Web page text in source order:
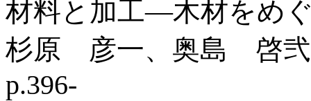
材料と加工―木材をめ
杉原 彦一、奥島 啓
p.396-